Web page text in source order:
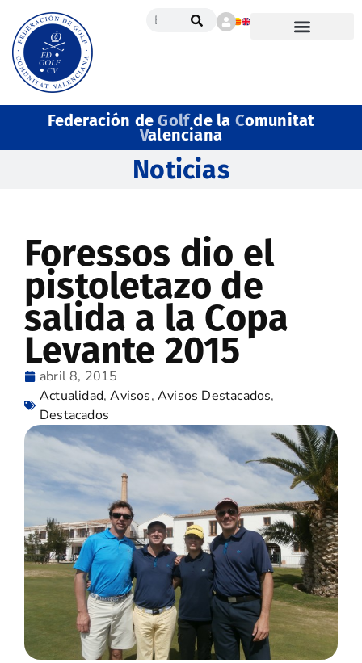
Federación deGolfde la Comunitat
Valenciana
Noticias
Foressos dio el
pistoletazo de
salida a la Copa
Levante 2015
abril 8, 2015
Actualidad,Avisos,Avisos Destacados,
Destacados